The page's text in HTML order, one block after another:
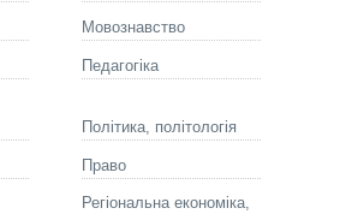
Мовознавство
Педагогіка
Політика, політологія
Право
Регіональна економіка,